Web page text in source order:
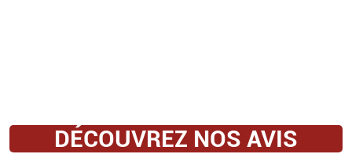
DÉCOUVREZ NOS AVIS